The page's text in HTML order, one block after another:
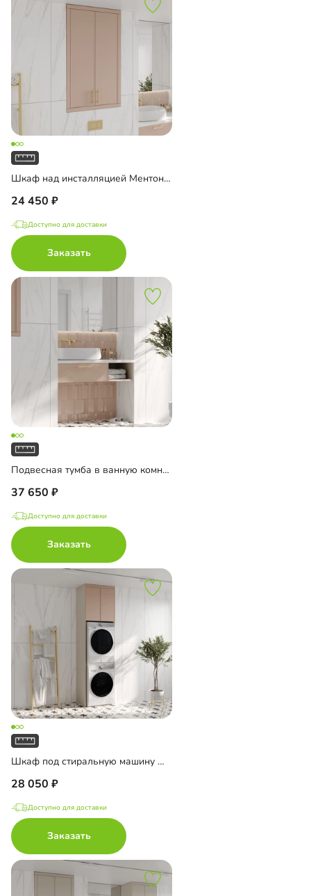
Шкаф над инсталляцией Ментон-4
24 450
Доступно для доставки
Заказать
Подвесная тумба в ванную комнату Ментон-4
37 650
Доступно для доставки
Заказать
Шкаф под стиральную машину Ментон-4
28 050
Доступно для доставки
Заказать